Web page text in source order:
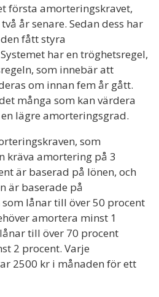
första amorteringskravet,
år senare. Sedan dess har
fått styra
har en tröghetsregel,
som innebär att
om innan fem år gått.
många som kan värdera
lägre amorteringsgrad.
som
kräva amortering på 3
är baserad på lönen, och
är baserade på
lånar till över 50 procent
amortera minst 1
till över 70 procent
2 procent. Varje
2500 kr i månaden för ett